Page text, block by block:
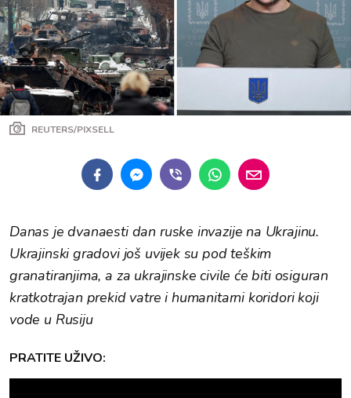
REUTERS/PIXSELL
Danas je dvanaesti dan ruske invazije na Ukrajinu.
Ukrajinski gradovi još uvijek su pod teškim
granatiranjima, a za ukrajinske civile će biti osiguran
kratkotrajan prekid vatre i humanitarni koridori koji
vode u Rusiju
PRATITE UŽIVO: